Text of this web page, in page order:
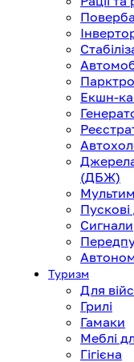
Екшн-
(ДБЖ)
Сигнали
Туризм
Для
Грилі
Гамаки
Меблі
Гігієна